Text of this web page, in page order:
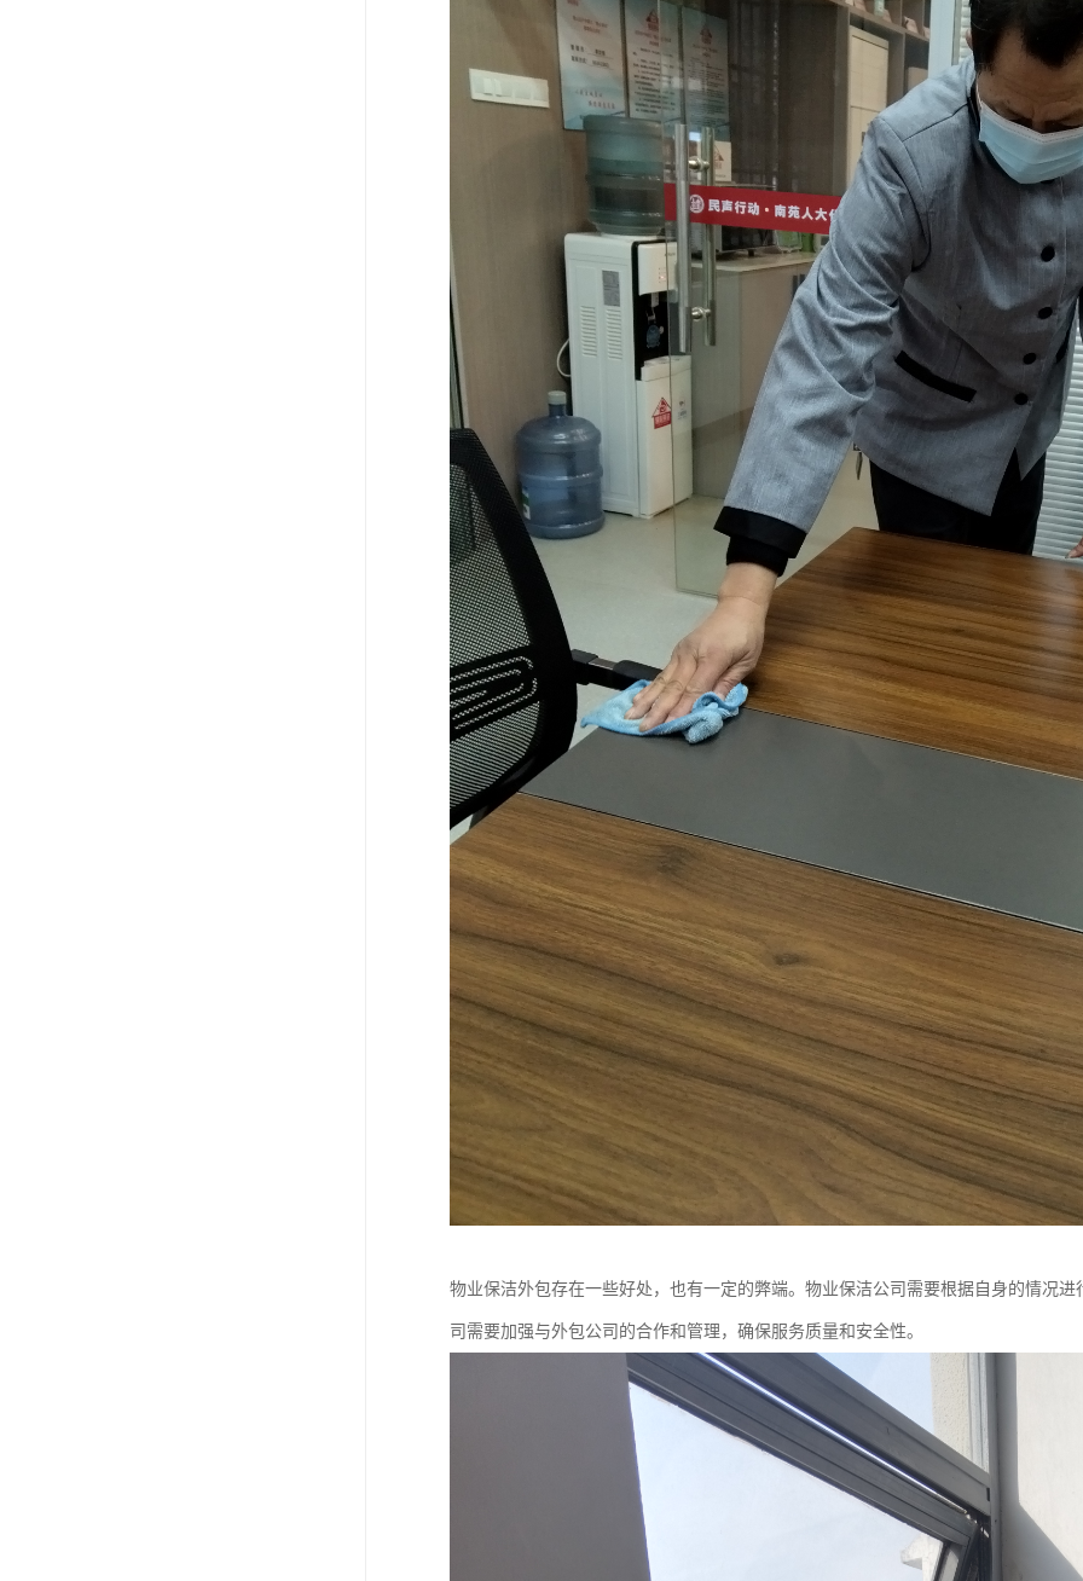
物业保洁外包存在一些好处，也有一定的弊端。物业保洁公司需要根据自身的情况
司需要加强与外包公司的合作和管理，确保服务质量和安全性。